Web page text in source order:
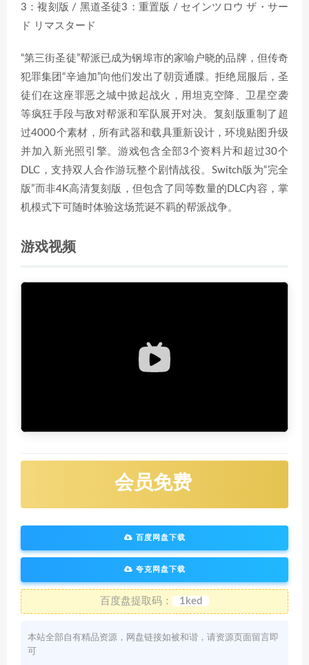
3：複刻版 / 黑道圣徒3：重置版 / セインツロウ ザ・サー
ド リマスタード
“第三街圣徒”帮派已成为钢埠市的家喻户晓的品牌，但传奇
犯罪集团“辛迪加”向他们发出了朝贡通牒。拒绝屈服后，圣
徒们在这座罪恶之城中掀起战火，用坦克空降、卫星空袭
等疯狂手段与敌对帮派和军队展开对决。复刻版重制了超
过4000个素材，所有武器和载具重新设计，环境贴图升级
并加入新光照引擎。游戏包含全部3个资料片和超过30个
DLC，支持双人合作游玩整个剧情战役。Switch版为“完全
版”而非4K高清复刻版，但包含了同等数量的DLC内容，掌
机模式下可随时体验这场荒诞不羁的帮派战争。
游戏视频
会员免费
百度网盘下载
夸克网盘下载
百度盘提取码： 1ked
本站全部自有精品资源，网盘链接如被和谐，请资源页面留言即
可